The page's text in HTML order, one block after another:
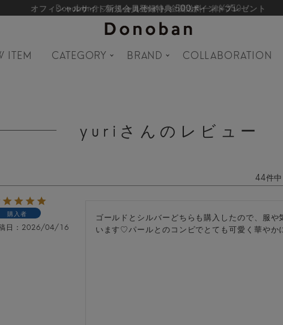
オフィシャルサイト新規会員登録特典 500ポイントプレゼント
ITEM CATEGORY BRAND COLLABORATION
yuriさんのレビュー
44件中
購入者
日 2026/04/16
ゴールドとシルバーどちらも購入したので、服
います♡パールとのコンビでとても可愛く華やか